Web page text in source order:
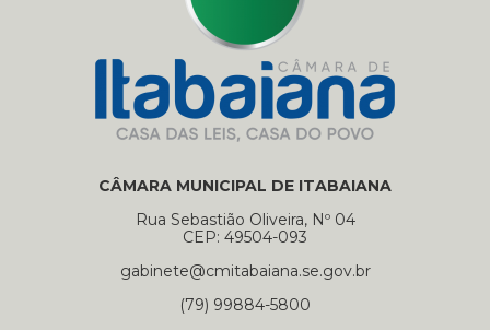
CÂMARA MUNICIPAL DE ITABAIANA
Rua Sebastião Oliveira, Nº 04
CEP: 49504-093
gabinete@cmitabaiana.se.gov.br
(79) 99884-5800